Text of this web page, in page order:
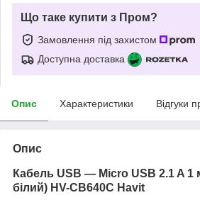
Що таке купити з Пром?
Замовлення під захистом
Доступна доставка
Опис Характеристики Відгуки
Опис
Кабель USB — Micro USB 2.1 A 1
білий) HV-CB640C Havit